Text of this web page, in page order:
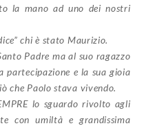
la mano ad uno dei nostri
chi è stato Maurizio.
Padre ma al suo ragazzo
partecipazione e la sua gioia
che Paolo stava vivendo.
lo sguardo rivolto agli
con umiltà e grandissima